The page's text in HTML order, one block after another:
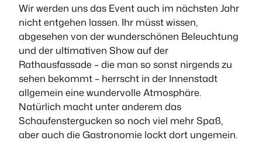
Wir werden uns das Event auch im nächsten Jahr
nicht entgehen lassen. Ihr müsst wissen,
abgesehen von der wunderschönen Beleuchtung
und der ultimativen Show auf der
Rathausfassade – die man so sonst nirgends zu
sehen bekommt – herrscht in der Innenstadt
allgemein eine wundervolle Atmosphäre.
Natürlich macht unter anderem das
Schaufenstergucken so noch viel mehr Spaß,
aber auch die Gastronomie lockt dort ungemein.